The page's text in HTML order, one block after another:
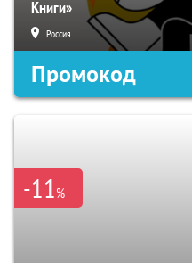
Книги»
Россия
Промокод
-11%